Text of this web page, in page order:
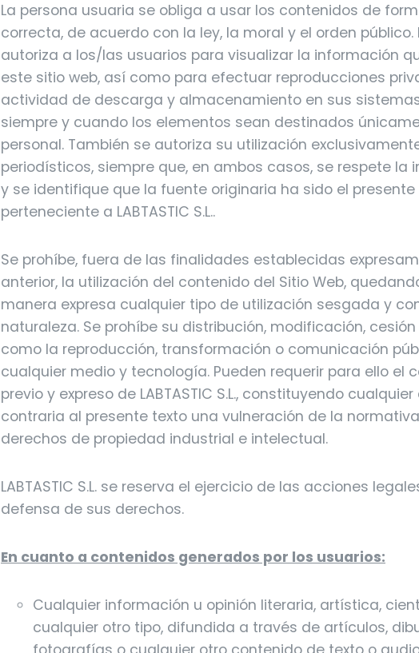
La persona usuaria se obliga a usar los contenidos de
correcta, de acuerdo con la ley, la moral y el orden público.
autoriza a los/las usuarios para visualizar la información
este sitio web, así como para efectuar reproducciones
actividad de descarga y almacenamiento en sus
siempre y cuando los elementos sean destinados
personal. También se autoriza su utilización
periodísticos, siempre que, en ambos casos, se respete la
y se identifique que la fuente originaria ha sido el presente
perteneciente a LABTASTIC S.L..
Se prohíbe, fuera de las finalidades establecidas
anterior, la utilización del contenido del Sitio Web,
manera expresa cualquier tipo de utilización sesgada y
naturaleza. Se prohíbe su distribución, modificación,
como la reproducción, transformación o comunicación
cualquier medio y tecnología. Pueden requerir para ello el
previo y expreso de LABTASTIC S.L., constituyendo
contraria al presente texto una vulneración de la
derechos de propiedad industrial e intelectual.
LABTASTIC S.L. se reserva el ejercicio de las acciones
defensa de sus derechos.
En cuanto a contenidos generados por los usuarios:
Cualquier información u opinión literaria, artística,
cualquier otro tipo, difundida a través de artículos,